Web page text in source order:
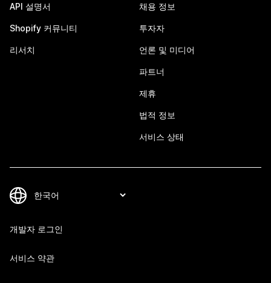
API 설명서
Shopify 커뮤니티
리서치
채용 정보
투자자
언론 및 미디어
파트너
제휴
법적 정보
서비스 상태
개발자 로그인
서비스 약관